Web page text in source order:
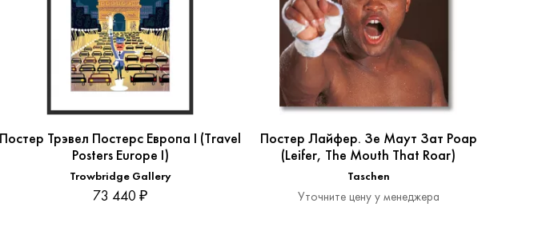
Постер Трэвел Постерс Европа I (Travel
Posters Europe I)
Trowbridge Gallery
73 440 ₽
Постер Лайфер. Зе Маут Зат Роар
(Leifer, The Mouth That Roar)
Taschen
Уточните цену у менеджера